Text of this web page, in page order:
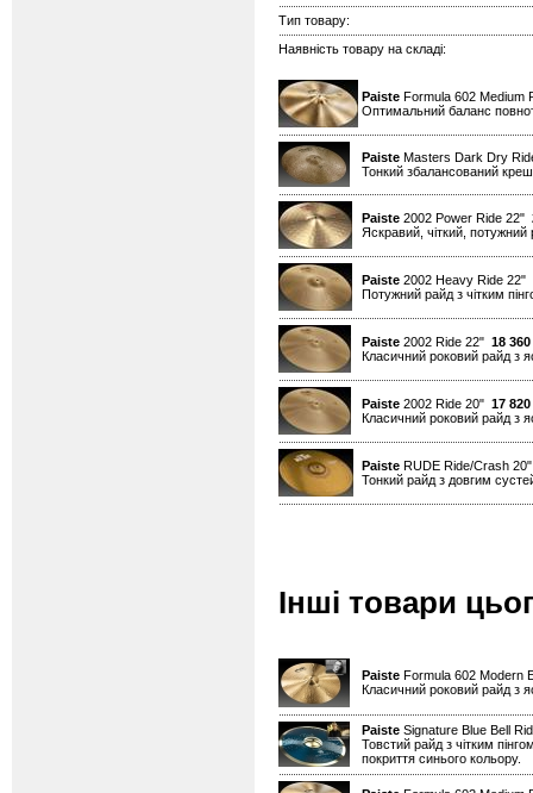
Тип товару:
Наявність товару на складі:
Paiste Formula 602
Оптимальний баланс
Paiste Masters Dark Dry
Тонкий збалансований креш
Paiste 2002 Power Ride 22"
Яскравий, чіткий, потужний
Paiste 2002 Heavy Ride 22"
Потужний райд з чітким
Paiste 2002 Ride 22" 18 360
Класичний роковий райд з
Paiste 2002 Ride 20" 17 820
Класичний роковий райд з
Paiste RUDE Ride/Crash
Тонкий райд з довгим
Інші товари
Paiste Formula 602 Modern
Класичний роковий райд з
Paiste Signature Blue Bell
Товстий райд з чітким
покриття синього кольору.